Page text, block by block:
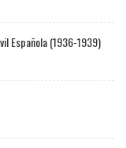
Española (1936-1939)